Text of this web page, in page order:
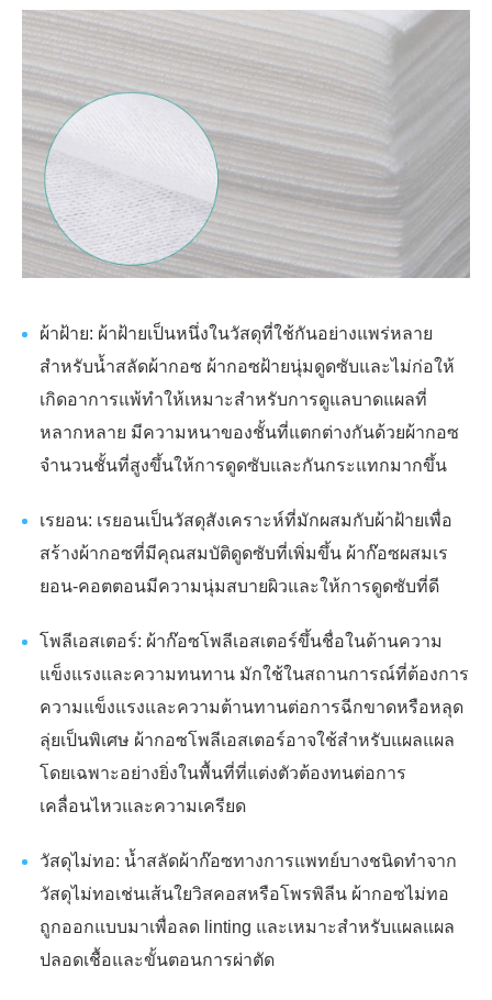
ผ้าฝ้าย: ผ้าฝ้ายเป็นหนึ่งในวัสดุที่ใช้กันอย่างแพร่หลาย
สำหรับน้ำสลัดผ้ากอซ ผ้ากอซฝ้ายนุ่มดูดซับและไม่ก่อให้
เกิดอาการแพ้ทำให้เหมาะสำหรับการดูแลบาดแผลที่
หลากหลาย มีความหนาของชั้นที่แตกต่างกันด้วยผ้ากอซ
จำนวนชั้นที่สูงขึ้นให้การดูดซับและกันกระแทกมากขึ้น
เรยอน: เรยอนเป็นวัสดุสังเคราะห์ที่มักผสมกับผ้าฝ้ายเพื่อ
สร้างผ้ากอซที่มีคุณสมบัติดูดซับที่เพิ่มขึ้น ผ้าก๊อซผสมเร
ยอน-คอตตอนมีความนุ่มสบายผิวและให้การดูดซับที่ดี
โพลีเอสเตอร์: ผ้าก๊อซโพลีเอสเตอร์ขึ้นชื่อในด้านความ
แข็งแรงและความทนทาน มักใช้ในสถานการณ์ที่ต้องการ
ความแข็งแรงและความต้านทานต่อการฉีกขาดหรือหลุด
ลุ่ยเป็นพิเศษ ผ้ากอซโพลีเอสเตอร์อาจใช้สำหรับแผลแผล
โดยเฉพาะอย่างยิ่งในพื้นที่ที่แต่งตัวต้องทนต่อการ
เคลื่อนไหวและความเครียด
วัสดุไม่ทอ: น้ำสลัดผ้าก๊อซทางการแพทย์บางชนิดทำจาก
วัสดุไม่ทอเช่นเส้นใยวิสคอสหรือโพรพิลีน ผ้ากอซไม่ทอ
ถูกออกแบบมาเพื่อลด linting และเหมาะสำหรับแผลแผล
ปลอดเชื้อและขั้นตอนการผ่าตัด